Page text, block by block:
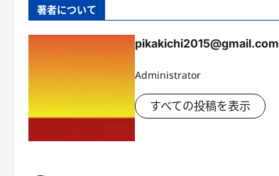
著者について
pikakichi2015@gmail.com
Administrator
すべての投稿を表示